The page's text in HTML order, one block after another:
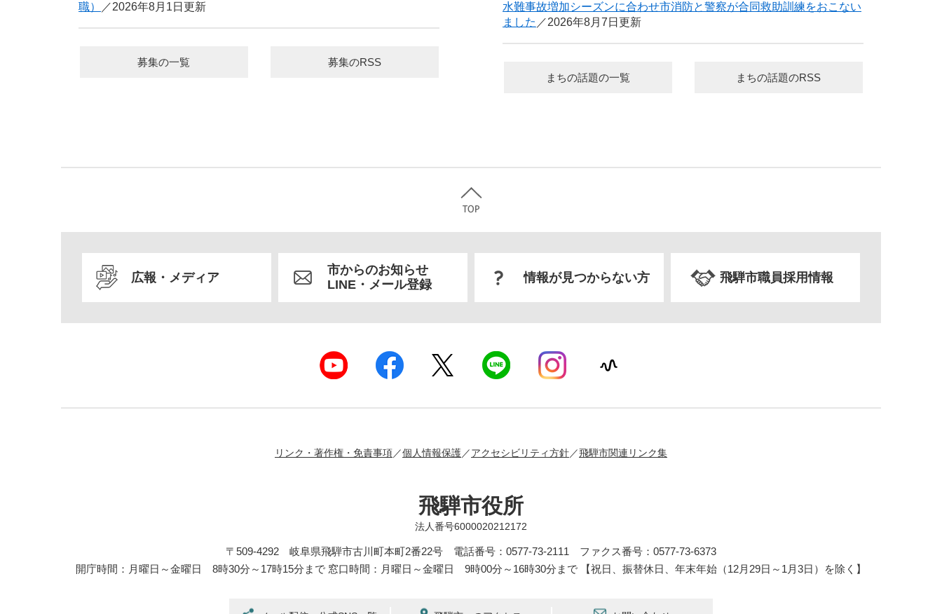
職）
2026年8月1日更新
募集の一覧 募集のRSS
水難事故増加シーズンに合わせ市消防と警察が合同救助訓練をおこない
ました
2026年8月7日更新
まちの話題の一覧 まちの話題のRSS
広報・メディア
市からのお知らせ
LINE・メール登録
情報が見つからない方 飛騨市職員採用情報
リンク・著作権・免責事項 個人情報保護 アクセシビリティ方針 飛騨市関連リンク集
飛騨市役所
法人番号6000020212172
〒509-4292 岐阜県飛騨市古川町本町2番22号
電話番号：0577-73-2111 ファクス番号：0577-73-6373
開庁時間：月曜日～金曜日 8時30分～17時15分まで 窓口時間：月曜日～金曜日 9時00分～16時30分まで 【祝日、振替休日、年末年始（12月29日～1月3日）を除く】